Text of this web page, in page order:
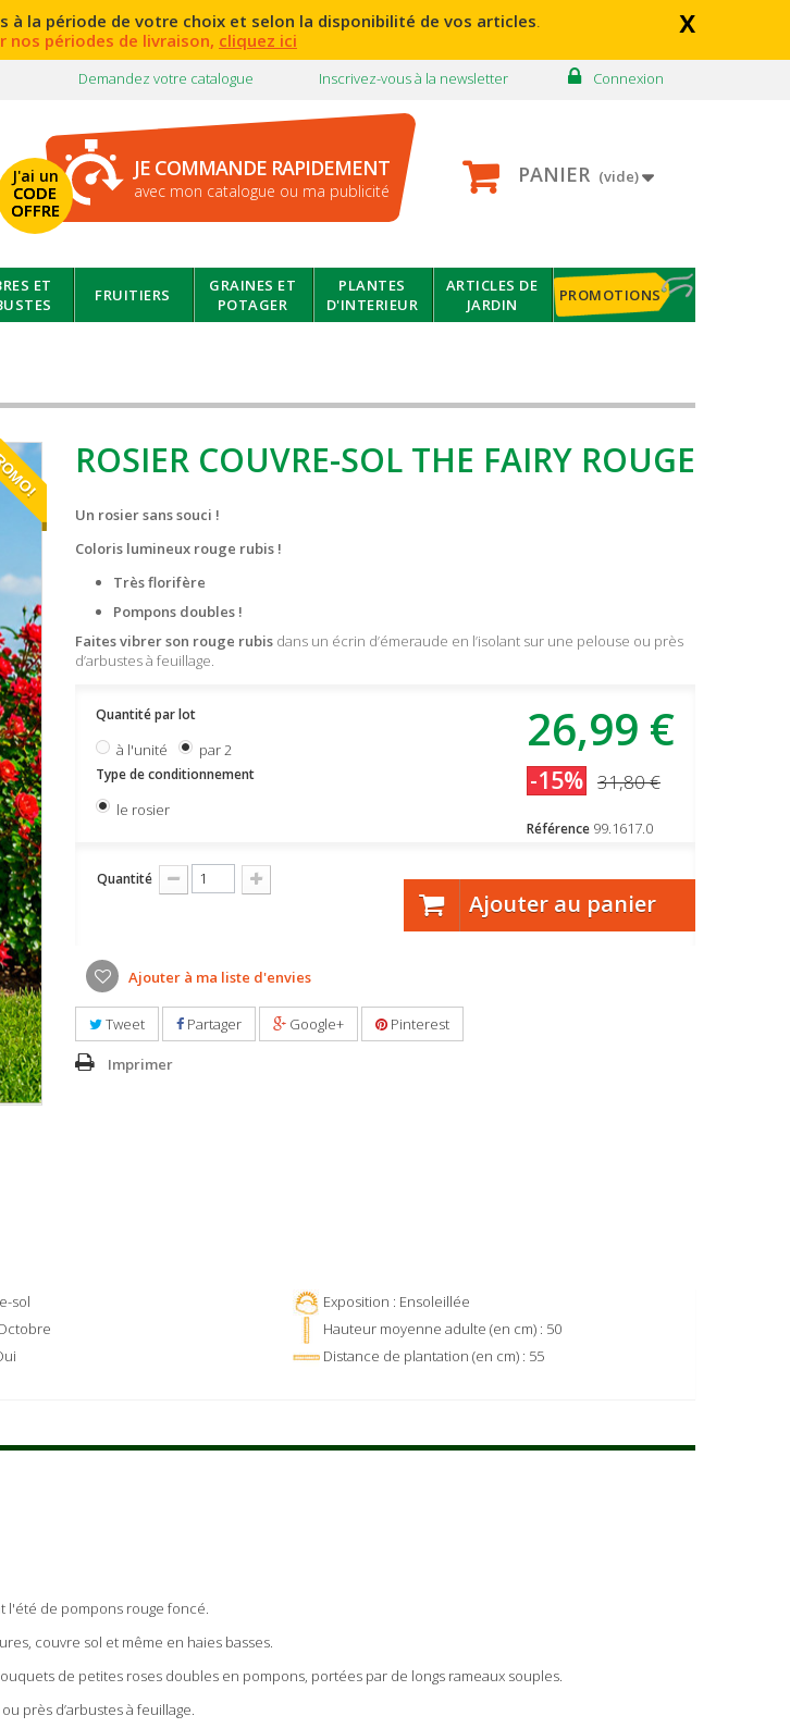
x
à la période de votre choix et selon la disponibilité de vos articles.
nos périodes de livraison, cliquez ici
Connexion
Inscrivez-vous à la newsletter
Demandez votre catalogue
J'ai un
CODE
OFFRE
JE COMMANDE RAPIDEMENT
avec mon catalogue ou ma publicité
PANIER (vide)
ET
FRUITIERS
GRAINES ET
POTAGER
PLANTES
D'INTERIEUR
ARTICLES DE
JARDIN
PROMOTIONS
ROSIER COUVRE-SOL THE FAIRY ROUGE
Un rosier sans souci !
Coloris lumineux rouge rubis !
Très florifère
Pompons doubles !
Faites vibrer son rouge rubis dans un écrin d’émeraude en l’isolant sur une pelouse ou près
d’arbustes à feuillage.
26,99 €
-15% 31,80 €
Référence 99.1617.0
Quantité par lot
à l'unité par 2
Type de conditionnement
le rosier
Quantité
Ajouter au panier
Ajouter à ma liste d'envies
Tweet Partager Google+ Pinterest
Imprimer
sol
Exposition : Ensoleillée
Hauteur moyenne adulte (en cm) : 50
Distance de plantation (en cm) : 55
l'été de pompons rouge foncé.
couvre sol et même en haies basses.
de petites roses doubles en pompons, portées par de longs rameaux souples.
près d’arbustes à feuillage.